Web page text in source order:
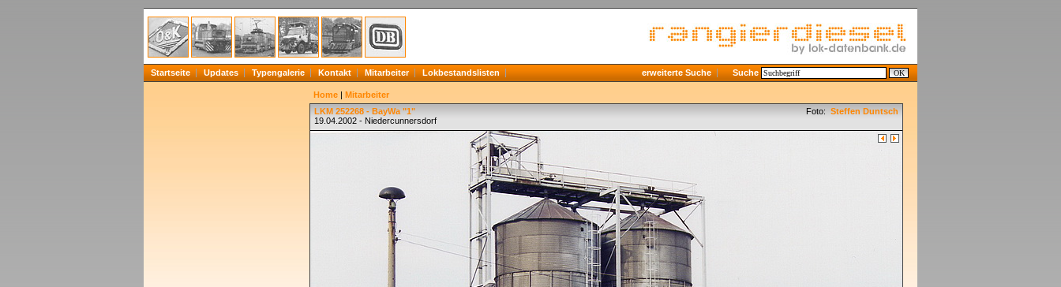
Startseite Updates Typengalerie Kontakt Mitarbeiter Lokbestandslisten erweiterte Suche Suche
Home | Mitarbeiter
LKM 252268 - BayWa "1"
19.04.2002 - Niedercunnersdorf
Foto: Steffen Duntsch